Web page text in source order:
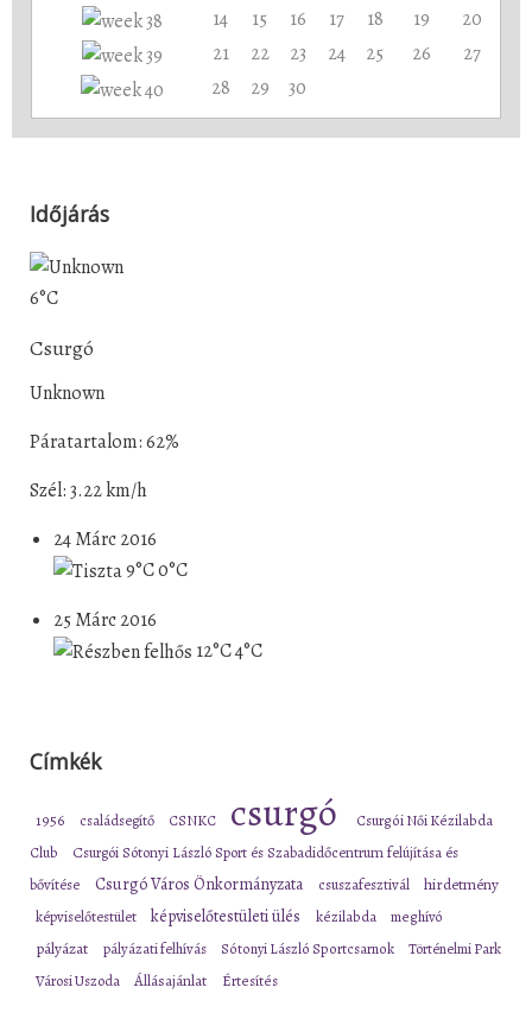
14
15 16 17 18 19
20
21
22 23 24 25 26
27
28
29 30
Időjárás
6°C
Csurgó
Unknown
Páratartalom: 62%
Szél: 3.22 km/h
24 Márc 2016
9°C0°C
25 Márc 2016
12°C4°C
Címkék
1956 családsegítő CSNKC csurgó
Csurgói Női Kézilabda
Club
Csurgói Sótonyi László Sport és Szabadidőcentrum felújítása és
bővítése
Csurgó Város Önkormányzata csuszafesztivál hirdetmény
képviselőtestület képviselőtestületi ülés kézilabda meghívó
pályázat pályázati felhívás Sótonyi László Sportcsarnok
Történelmi Park
Városi Uszoda
Állásajánlat Értesítés